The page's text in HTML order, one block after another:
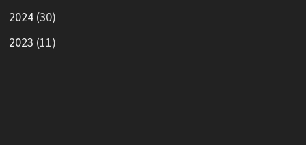
2024(30)
2023 (11)